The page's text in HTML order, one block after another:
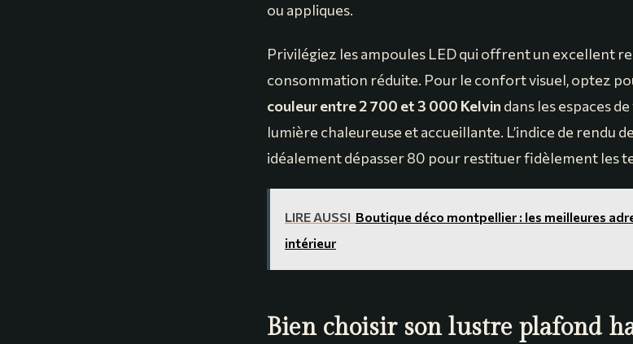
ou appliques.
Privilégiez les ampoules LED qui offrent un excellent
consommation réduite. Pour le confort visuel, optez
couleur entre 2 700 et 3 000 Kelvin dans les espaces
lumière chaleureuse et accueillante. L’indice de rendu
idéalement dépasser 80 pour restituer fidèlement les
LIRE AUSSI Boutique déco montpellier : les meilleures
intérieur
Bien choisir son lustre plafond